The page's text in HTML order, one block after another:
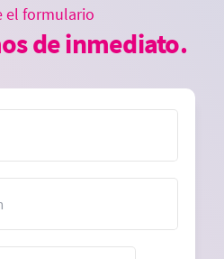
el formulario
de inmediato.